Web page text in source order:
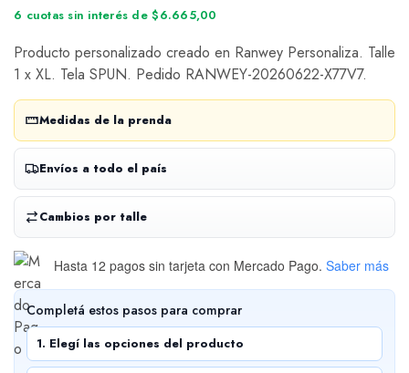
6 cuotas sin interés de $6.665,00
Producto personalizado creado en Ranwey Personaliza. Talle
1 x XL. Tela SPUN. Pedido RANWEY-20260622-X77V7.
Medidas de la prenda
Envíos a todo el país
Cambios por talle
Hasta 12 pagos sin tarjeta con Mercado Pago. Saber más
Completá estos pasos para comprar
1. Elegí las opciones del producto